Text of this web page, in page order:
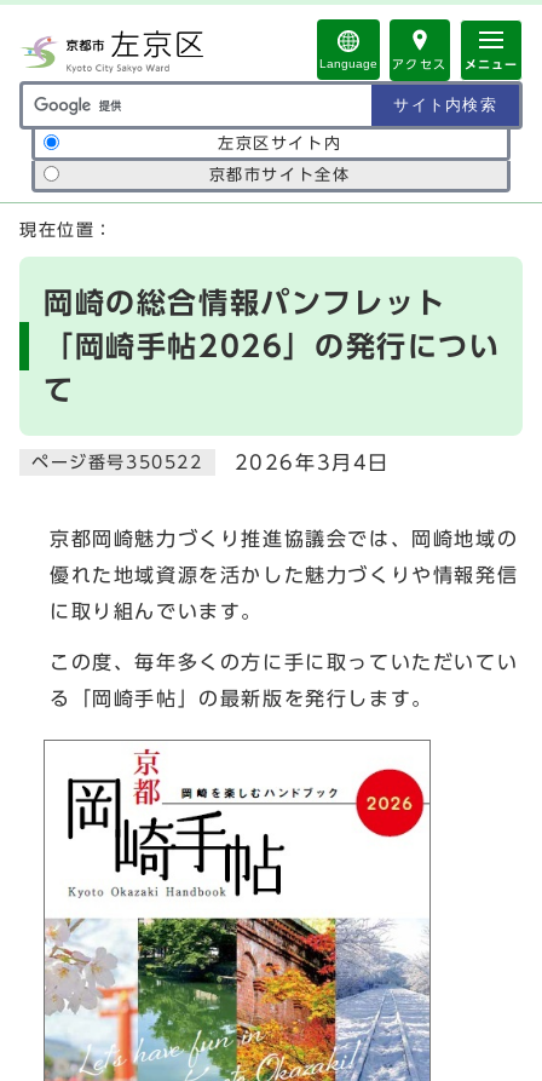
Language アクセス メニュー
サイト内検索の範囲
左京区サイト内
京都市サイト全体
ここから本文です
現在位置：
岡崎の総合情報パンフレット
「岡崎手帖2026」の発行につい
て
ページ番号350522 2026年3月4日
京都岡崎魅力づくり推進協議会では、岡崎地域の
優れた地域資源を活かした魅力づくりや情報発信
に取り組んでいます。
この度、毎年多くの方に手に取っていただいてい
る「岡崎手帖」の最新版を発行します。